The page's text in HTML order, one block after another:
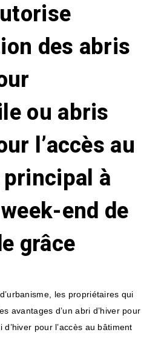
des abris
ou abris
l’accès au
à
end de
grâce
les propriétaires qui
avantages d’un abri d’hiver pour
d’hiver pour l’accès au bâtiment